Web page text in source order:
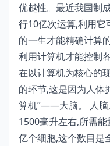
优越性。最近我国制
行10亿次运算,利用它
的一生才能精确计算
利用计算机才能控制
在以计算机为核心的
的环节,这是因为人体
算机”——大脑。 人脑
1500毫升左右,所需
亿个细胞,这个数目是